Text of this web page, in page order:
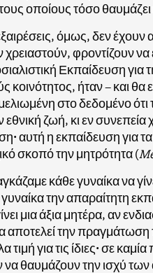
οποίους τόσο
όμως, δεν έχουν
χρειαστούν, φροντίζουν
Εκπαίδευση για
κοινότητος, ήταν – και θα
στο δεδομένο
ζωή, κι εν συνεπεία
αυτή η εκπαίδευση για τα
σκοπό την μητρότητα (
κάθε γυναίκα να
την απαραίτητη
μια άξια μητέρα, αν
αποτελεί την πραγμάτωση
τιμή για τις ίδιες• σε
θαυμάζουν την ισχύ των